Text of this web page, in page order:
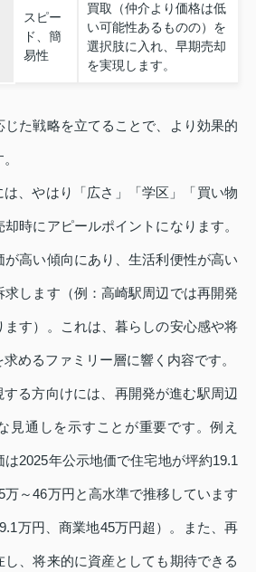
スピー
ド、簡
易性
買取（仲介より価格は低
い可能性あるものの）を
選択肢に入れ、早期売却
を実現します。
じた戦略を立てることで、より効果的
、やはり「広さ」「学区」「買い物
時にアピールポイントになります。
高い傾向にあり、生活利便性が高い
求します（例：高崎駅周辺では再開発
ます）。これは、暮らしの安心感や将
めるファミリー層に響く内容です。
る方向けには、再開発が進む駅周辺
見通しを示すことが重要です。例え
2025年公示地価で住宅地が坪約19.1
～46万円と高水準で推移しています
万円、商業地45万円超）。また、再
、将来的に資産としても期待できる